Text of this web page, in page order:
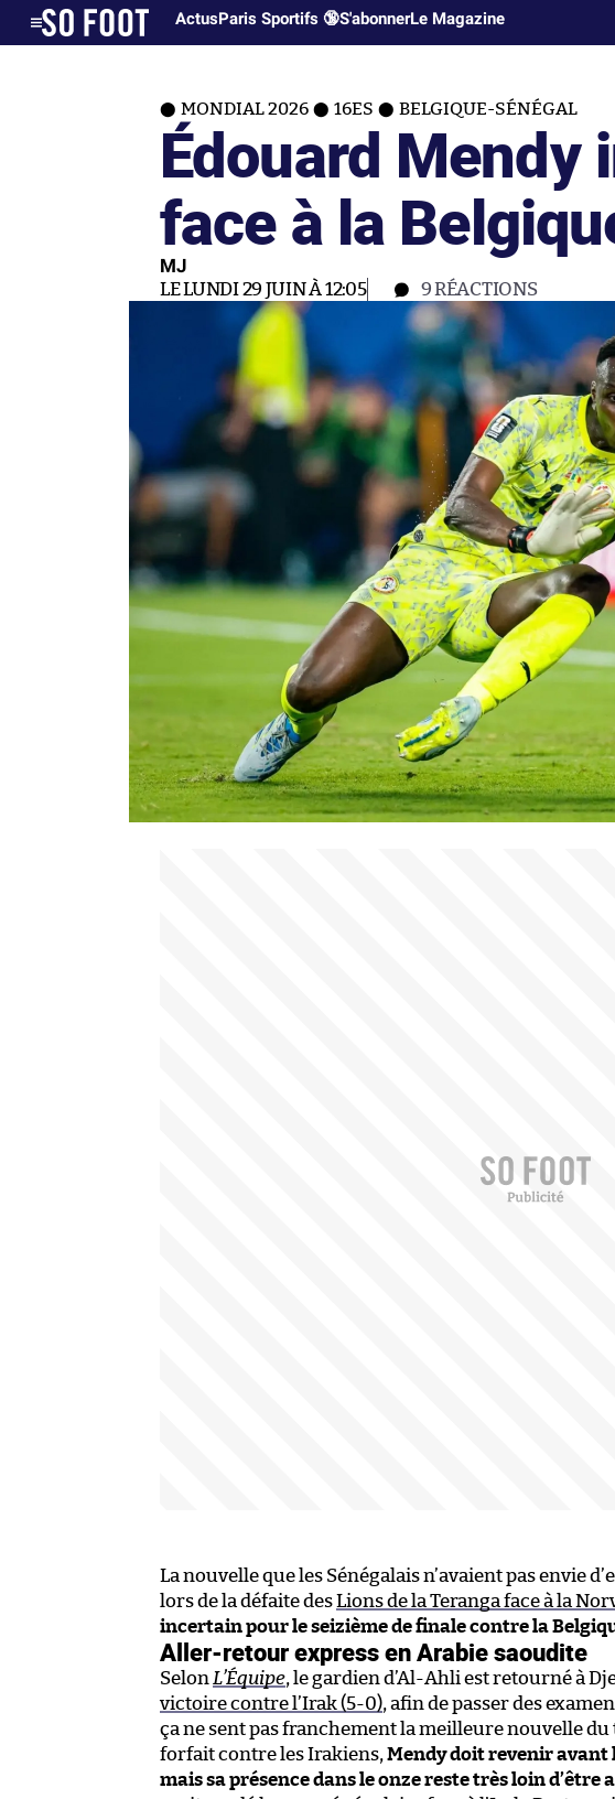
ActusParis Sportifs 🔞S'abonnerLe Magazine
MONDIAL 2026 16ES BELGIQUE-SÉNÉGAL
Édouard Mendy
face à la
MJ
LE LUNDI 29 JUIN À 12:05 9RÉACTIONS
La nouvelle que les Sénégalais n’avaient pas envie
lors de la défaite desLions de la Teranga face à la
incertain pour le seizième de finale contre la
Aller-retour express en Arabie saoudite
Selon L’Équipe, le gardien d’Al-Ahli est retourné à
victoire contre l’Irak (5-0), afin de passer des
ça ne sent pas franchement la meilleure nouvelle
forfait contre les Irakiens, Mendy doit revenir avant
mais sa présence dans le onze reste très loin d’être